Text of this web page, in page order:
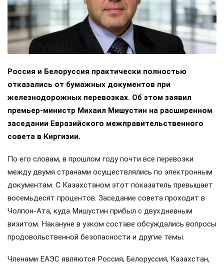
Россия и Белоруссия практически полностью
отказались от бумажных документов при
железнодорожных перевозках. Об этом заявил
премьер-министр Михаил Мишустин на расширенном
заседании Евразийского межправительственного
совета в Киргизии.
По его словам, в прошлом году почти все перевозки
между двумя странами осуществлялись по электронным
документам. С Казахстаном этот показатель превышает
восемьдесят процентов. Заседание совета проходит в
Чолпон-Ата, куда Мишустин прибыл с двухдневным
визитом. Накануне в узком составе обсуждались вопросы
продовольственной безопасности и другие темы.
Членами ЕАЭС являются Россия, Белоруссия, Казахстан,